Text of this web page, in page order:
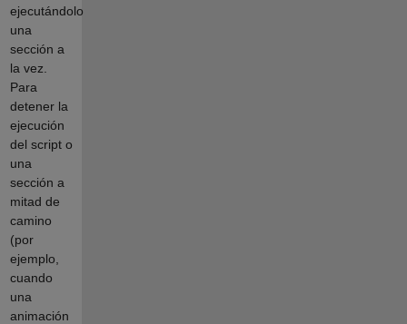
ejecutándolo
una
sección a
la vez.
Para
detener la
ejecución
del script o
una
sección a
mitad de
camino
(por
ejemplo,
cuando
una
animación